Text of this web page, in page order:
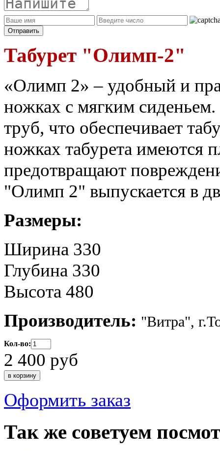
Табурет "Олимп-2"
«Олимп 2» – удобный и
ножках с мягким
труб, что обеспечивает
ножках табурета имеются
предотвращают
"Олимп 2" выпускается в
Размеры:
Ширина 330
Глубина 330
Высота 480
Производитель: "Витра",
Кол-во:
2 400 руб
Оформить заказ
Так же советуем